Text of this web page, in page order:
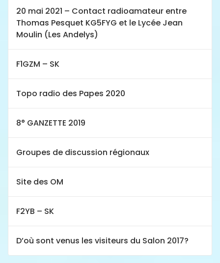
20 mai 2021 – Contact radioamateur entre
Thomas Pesquet KG5FYG et le Lycée Jean
Moulin (Les Andelys)
F1GZM – SK
Topo radio des Papes 2020
8° GANZETTE 2019
Groupes de discussion régionaux
Site des OM
F2YB – SK
D’où sont venus les visiteurs du Salon 2017?